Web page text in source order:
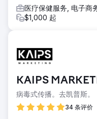
医疗保健服务, 电子商
$1,000 起
KAIPS
病毒式传播。去凯普斯。
34 条评价